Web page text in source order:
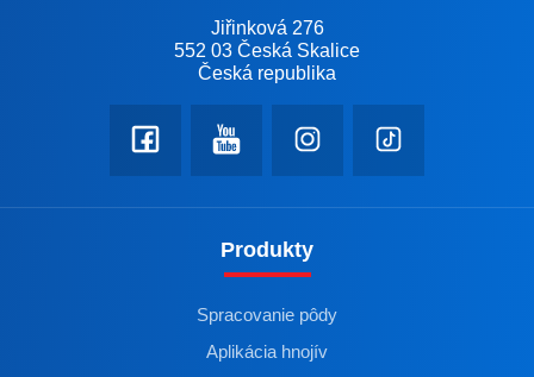
Jiřinková 276
552 03 Česká Skalice
Česká republika
Produkty
Spracovanie pôdy
Aplikácia hnojív